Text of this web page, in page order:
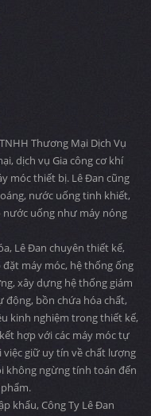
Thương Mại Dịch Vụ
dịch vụ Gia công cơ khí
móc thiết bị. Lê Đan cũng
nước uống tinh khiết,
nước uống như máy nóng
Lê Đan chuyên thiết kế,
máy móc, hệ thống ống
xây dựng hệ thống giám
động, bồn chứa hóa chất,
kinh nghiệm trong thiết kế,
hợp với các máy móc tự
giữ uy tín về chất lượng
không ngừng tính toán đến
khẩu, Công Ty Lê Đan